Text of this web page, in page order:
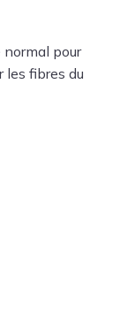
normal pour
les fibres du